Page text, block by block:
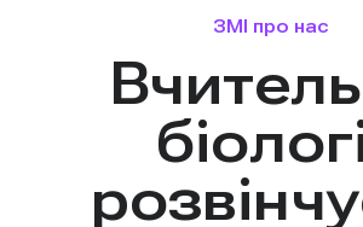
ЗМІ про нас